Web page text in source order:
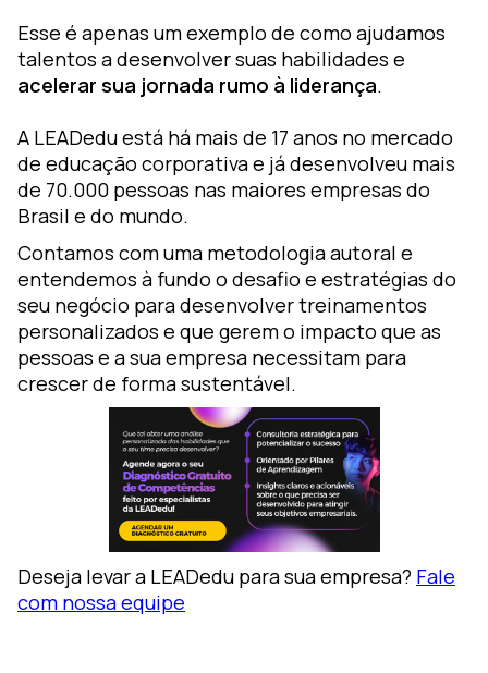
Esse é apenas um exemplo de como ajudamos
talentos a desenvolver suas habilidades e
acelerar sua jornada rumo à liderança.
A LEADedu está há mais de 17 anos no mercado
de educação corporativa e já desenvolveu mais
de 70.000 pessoas nas maiores empresas do
Brasil e do mundo.
Contamos com uma metodologia autoral e
entendemos à fundo o desafio e estratégias do
seu negócio para desenvolver treinamentos
personalizados e que gerem o impacto que as
pessoas e a sua empresa necessitam para
crescer de forma sustentável.
Deseja levar a LEADedu para sua empresa? Fale
com nossa equipe